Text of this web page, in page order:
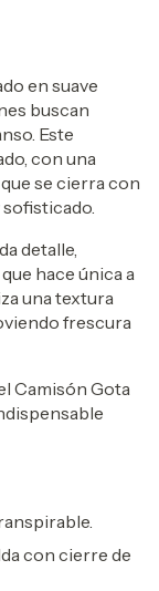
en suave
buscan
Este
con una
se cierra con
detalle,
hace única a
una textura
frescura
Camisón Gota
con cierre de